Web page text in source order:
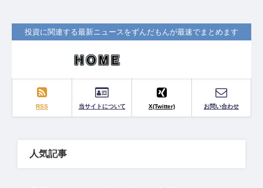
投資に関連する最新ニュースをずんだもんが最速でまとめます
RSS 当サイトについて X(Twitter) お問い合わせ
人気記事